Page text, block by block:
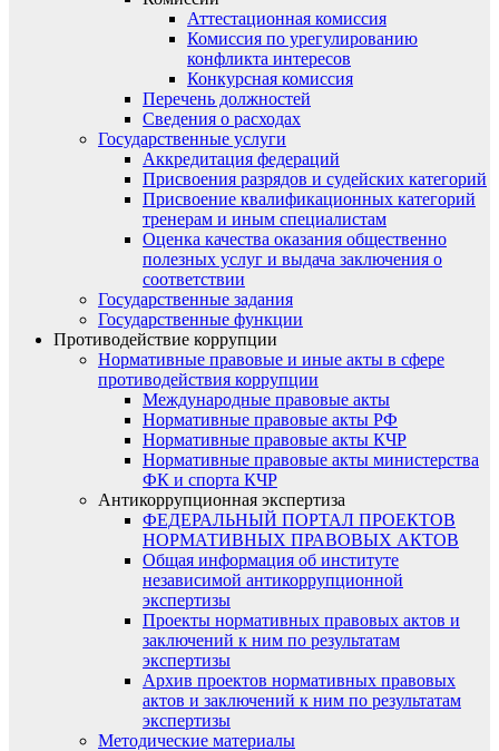
Аттестационная комиссия
Комиссия по урегулированию
конфликта интересов
Конкурсная комиссия
Перечень должностей
Сведения о расходах
Государственные услуги
Аккредитация федераций
Присвоения разрядов и судейских категорий
Присвоение квалификационных категорий
тренерам и иным специалистам
Оценка качества оказания общественно
полезных услуг и выдача заключения о
соответствии
Государственные задания
Государственные функции
Противодействие коррупции
Нормативные правовые и иные акты в сфере
противодействия коррупции
Международные правовые акты
Нормативные правовые акты РФ
Нормативные правовые акты КЧР
Нормативные правовые акты министерства
ФК и спорта КЧР
Антикоррупционная экспертиза
ФЕДЕРАЛЬНЫЙ ПОРТАЛ ПРОЕКТОВ
НОРМАТИВНЫХ ПРАВОВЫХ АКТОВ
Общая информация об институте
независимой антикоррупционной
экспертизы
Проекты нормативных правовых актов и
заключений к ним по результатам
экспертизы
Архив проектов нормативных правовых
актов и заключений к ним по результатам
экспертизы
Методические материалы